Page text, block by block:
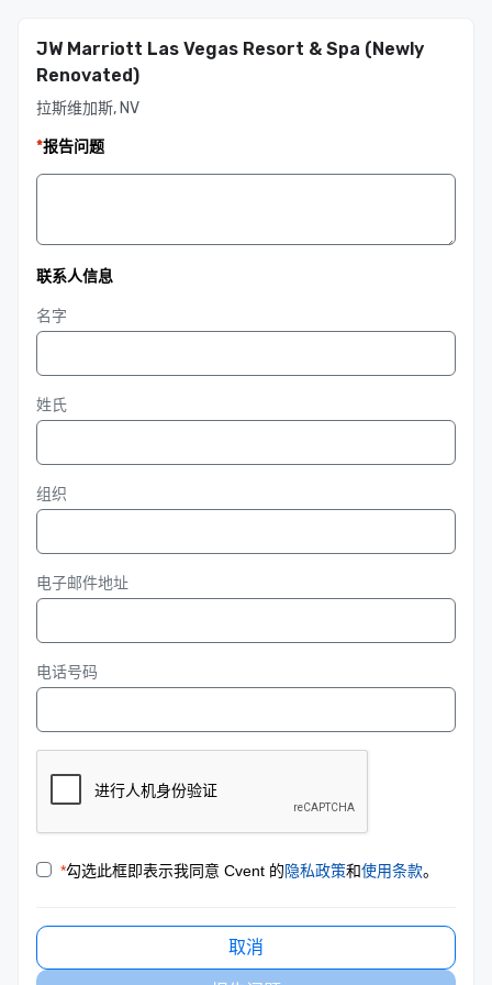
JW Marriott Las Vegas Resort & Spa (Newly
Renovated)
拉斯维加斯, NV
*报告问题
联系人信息
名字
姓氏
组织
电子邮件地址
电话号码
*勾选此框即表示我同意 Cvent 的隐私政策和使用条款。
取消